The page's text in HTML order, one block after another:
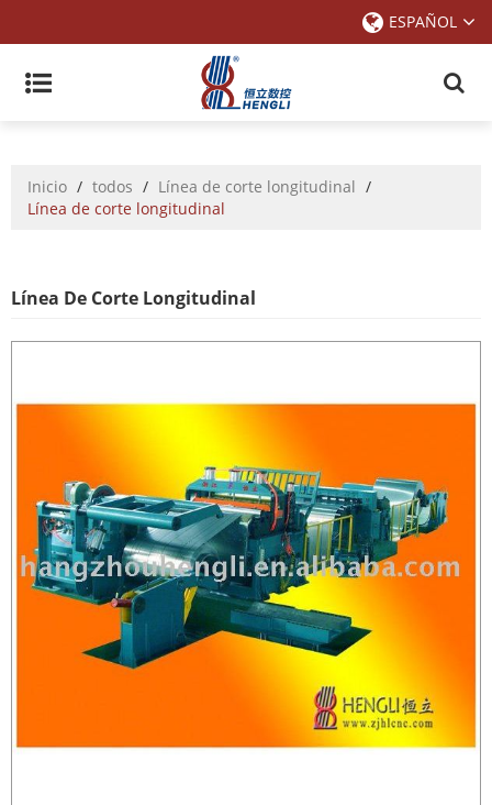
ESPAÑOL
Inicio / todos / Línea de corte longitudinal /
Línea de corte longitudinal
Línea De Corte Longitudinal